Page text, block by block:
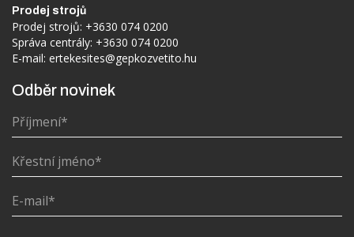
Prodej strojů
Prodej strojů: +3630 074 0200
Správa centrály: +3630 074 0200
E-mail: ertekesites@gepkozvetito.hu
Odběr novinek